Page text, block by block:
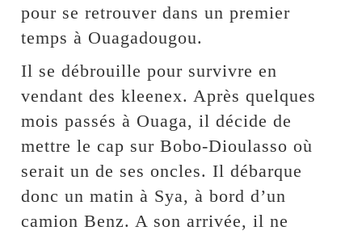
pour se retrouver dans un premier
temps à Ouagadougou.
Il se débrouille pour survivre en
vendant des kleenex. Après quelques
mois passés à Ouaga, il décide de
mettre le cap sur Bobo-Dioulasso où
serait un de ses oncles. Il débarque
donc un matin à Sya, à bord d’un
camion Benz. A son arrivée, il ne